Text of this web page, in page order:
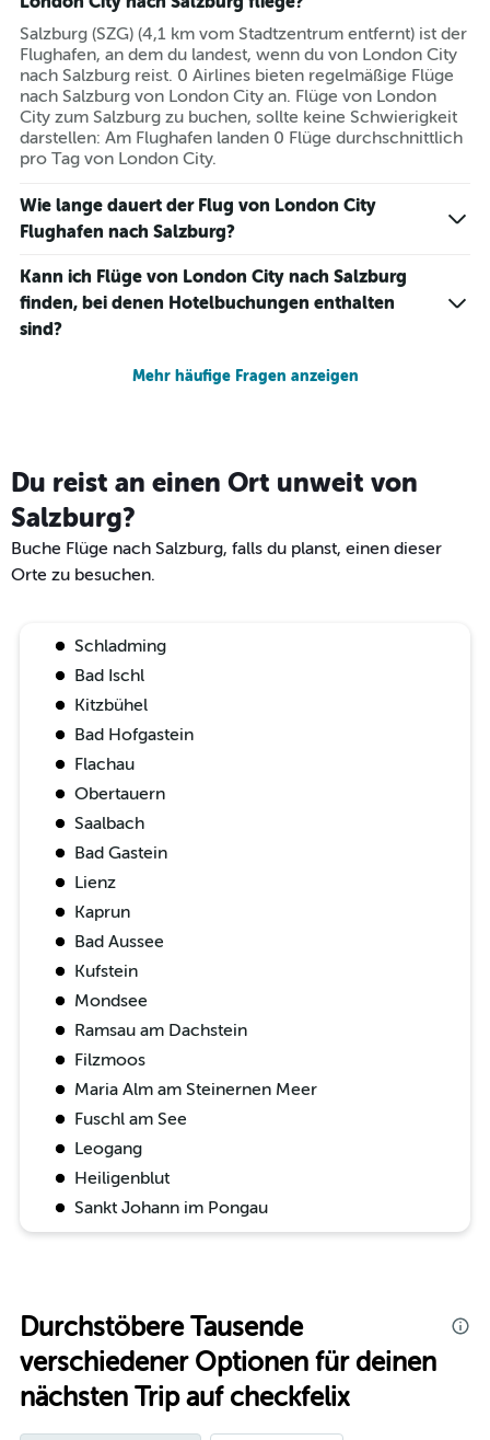
axis
displaying
values.
Range:
0
to
120.
Salzburg (SZG) (4,1 km vom Stadtzentrum entfernt) ist der
Flughafen, an dem du landest, wenn du von London City
nach Salzburg reist. 0 Airlines bieten regelmäßige Flüge
nach Salzburg von London City an. Flüge von London
City zum Salzburg zu buchen, sollte keine Schwierigkeit
darstellen: Am Flughafen landen 0 Flüge durchschnittlich
pro Tag von London City.
Wie lange dauert der Flug von London City
Flughafen nach Salzburg?
Kann ich Flüge von London City nach Salzburg
finden, bei denen Hotelbuchungen enthalten
sind?
Mehr häufige Fragen anzeigen
Du reist an einen Ort unweit von
Salzburg?
Buche Flüge nach Salzburg, falls du planst, einen dieser
Orte zu besuchen.
Schladming
Bad Ischl
Kitzbühel
Bad Hofgastein
Flachau
Obertauern
Saalbach
Bad Gastein
Lienz
Kaprun
Bad Aussee
Kufstein
Mondsee
Ramsau am Dachstein
Filzmoos
Maria Alm am Steinernen Meer
Fuschl am See
Leogang
Heiligenblut
Sankt Johann im Pongau
Durchstöbere Tausende
verschiedener Optionen für deinen
nächsten Trip auf checkfelix